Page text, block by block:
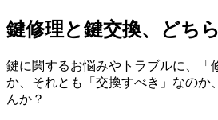
鍵修理と鍵交換、どち
鍵に関するお悩みやトラブルに、「
か、それとも「交換すべき」なのか
んか？